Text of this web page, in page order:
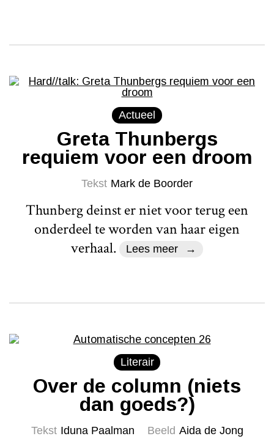
Actueel
Greta Thunbergs
requiem voor een droom
Tekst Mark de Boorder
Thunberg deinst er niet voor terug een
onderdeel te worden van haar eigen
verhaal.
Lees meer
Literair
Over de column (niets
dan goeds?)
Tekst Iduna Paalman Beeld Aida de Jong